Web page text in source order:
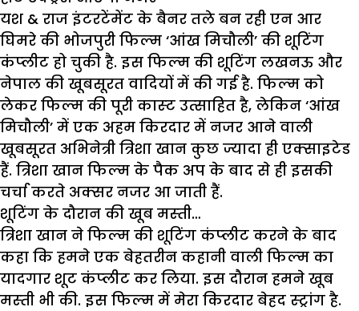
यश & राज इंटरटेंमेंट के बैनर तले बन रही एन आर
घिमरे की भोजपुरी फिल्‍म ‘आंख मिचौली’ की शूटिंग
कंप्‍लीट हो चुकी है. इस फिल्‍म की शूटिंग लखनऊ और
नेपाल की खूबसूरत वादियों में की गई है. फिल्‍म को
लेकर फिल्‍म की पूरी कास्‍ट उत्‍साहित है, लेकिन ‘आंख
मिचौली’ में एक अहम किरदार में नजर आने वाली
खूबसूरत अभिनेत्री त्रिशा खान कुछ ज्‍यादा ही एक्‍साइटेड
हैं. त्रिशा खान फिल्‍म के पैक अप के बाद से ही इसकी
चर्चा करते अक्‍सर नजर आ जाती हैं.
शूटिंग के दौरान की खूब मस्‍ती…
त्रिशा खान ने फिल्‍म की शूटिंग कंप्‍लीट करने के बाद
कहा कि हमने एक बेहतरीन कहानी वाली फिल्‍म का
यादगार शूट कंप्‍लीट कर लिया. इस दौरान हमने खूब
मस्‍ती भी की. इस फिल्‍म में मेरा किरदार बेहद स्‍ट्रांग है.